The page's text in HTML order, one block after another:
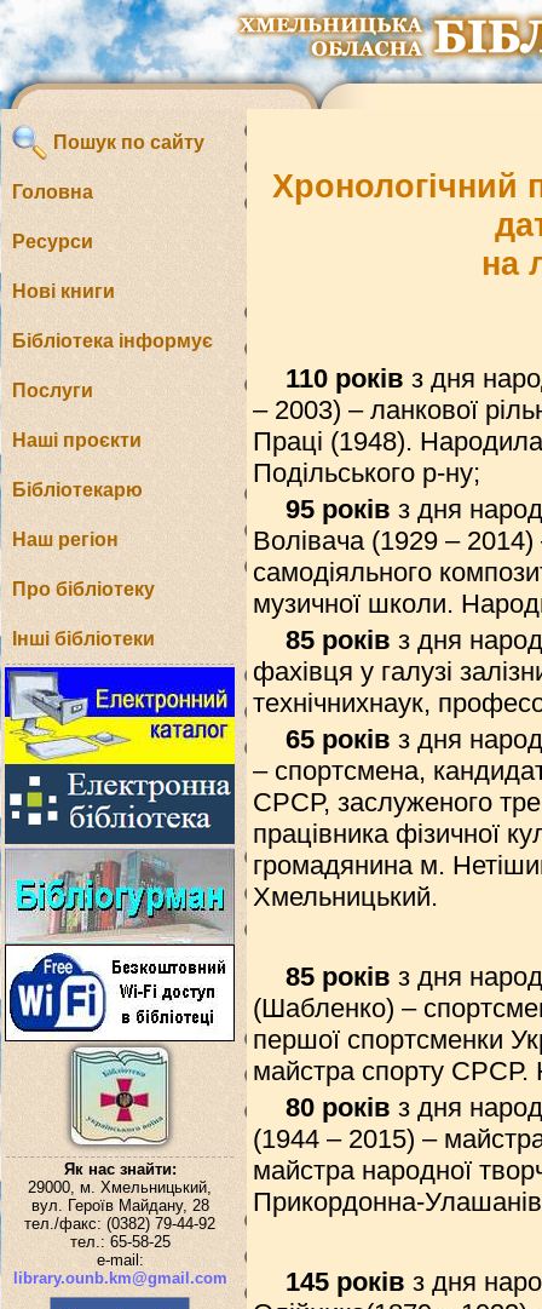
Пошук по сайту
Головна
Ресурси
Нові книги
Бібліотека інформує
Послуги
Наші проєкти
Бібліотекарю
Наш регіон
Про бібліотеку
Інші бібліотеки
Як нас знайти:
29000, м. Хмельницький,
вул. Героїв Майдану, 28
тел./факс: (0382) 79-44-92
тел.: 65-58-25
e-mail:
library.ounb.km@gmail.com
Хронологічний
на
110 років з дня
– 2003) – ланкової
Праці (1948).
Подільського р-ну;
95 років з дня
Волівача (1929 – 2014)
самодіяльного
музичної школи.
85 років з дня
фахівця у галузі
технічнихнаук,
65 років з дня
– спортсмена,
СРСР, заслуженого
працівника фізичної
громадянина м.
Хмельницький.
85 років з дня
(Шабленко) –
першої спортсменки
майстра спорту СРСР.
80 років з дня
(1944 – 2015) –
майстра народної
Прикордонна-
145 років з дня